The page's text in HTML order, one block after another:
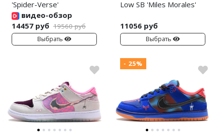
'Spider-Verse'
видео-обзор
14457 руб 19560 руб
Выбрать
Low SB 'Miles Morales'
11056 руб
Выбрать
- 25%